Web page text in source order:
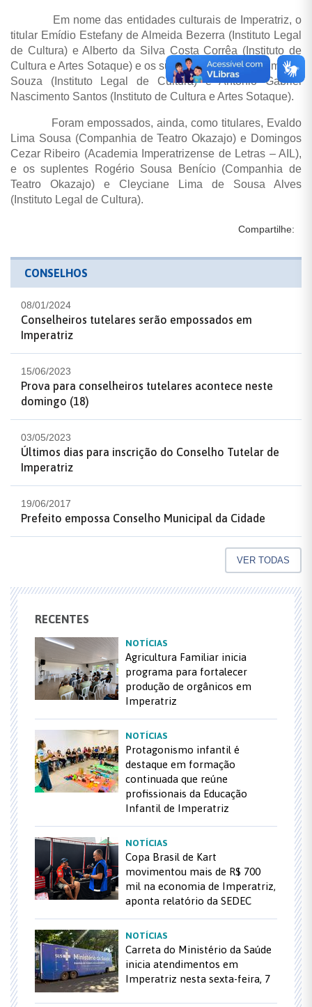
Em nome das entidades culturais de Imperatriz, o
titular Emídio Estefany de Almeida Bezerra (Instituto Legal
de Cultura) e Alberto da Silva Costa Corrêa (Instituto de
Cultura e Artes Sotaque) e os suplentes Lleydiane Lima de
Souza (Instituto Legal de Cultura) e Antonio Gabriel
Nascimento Santos (Instituto de Cultura e Artes Sotaque).
Foram empossados, ainda, como titulares, Evaldo
Lima Sousa (Companhia de Teatro Okazajo) e Domingos
Cezar Ribeiro (Academia Imperatrizense de Letras – AIL),
e os suplentes Rogério Sousa Benício (Companhia de
Teatro Okazajo) e Cleyciane Lima de Sousa Alves
(Instituto Legal de Cultura).
Compartilhe:
CONSELHOS
08/01/2024
Conselheiros tutelares serão empossados em
Imperatriz
15/06/2023
Prova para conselheiros tutelares acontece neste
domingo (18)
03/05/2023
Últimos dias para inscrição do Conselho Tutelar de
Imperatriz
19/06/2017
Prefeito empossa Conselho Municipal da Cidade
VER TODAS
RECENTES
NOTÍCIAS
Agricultura Familiar inicia
programa para fortalecer
produção de orgânicos em
Imperatriz
NOTÍCIAS
Protagonismo infantil é
destaque em formação
continuada que reúne
profissionais da Educação
Infantil de Imperatriz
NOTÍCIAS
Copa Brasil de Kart
movimentou mais de R$ 700
mil na economia de Imperatriz,
aponta relatório da SEDEC
NOTÍCIAS
Carreta do Ministério da Saúde
inicia atendimentos em
Imperatriz nesta sexta-feira, 7